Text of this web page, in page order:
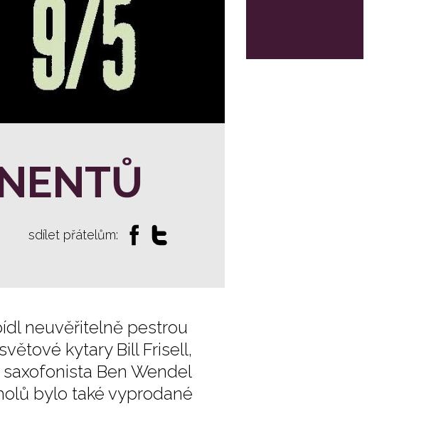
sdílet přátelům:
neuvěřitelně pestrou
kytary Bill Frisell,
Ben Wendel
bylo také vyprodané